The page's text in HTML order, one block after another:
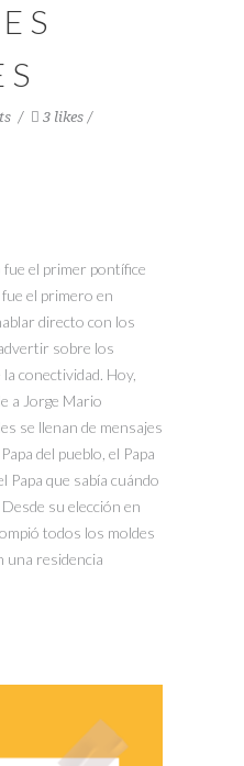
3 likes
fue el primer pontífice
el primero en
directo con los
sobre los
conectividad. Hoy,
a Jorge Mario
se llenan de mensajes
del pueblo, el Papa
Papa que sabía cuándo
su elección en
todos los moldes
una residencia